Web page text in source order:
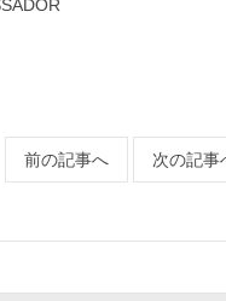
前の記事へ 次の記事